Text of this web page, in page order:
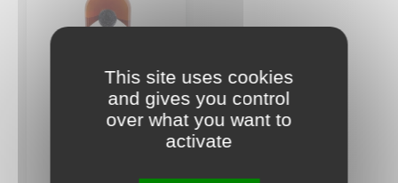
This site uses cookies
and gives you control
over what you want to
activate